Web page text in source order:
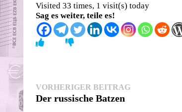
Visited 33 times, 1 visit(s) today
Sag es weiter, teile es!
Beitragsnavigation
VORHERIGER BEITRAGVorheriger
Der russische Batzen